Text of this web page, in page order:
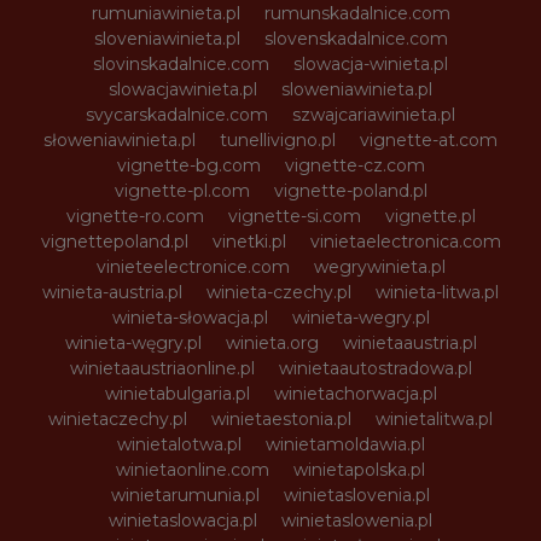
rumuniawinieta.pl
rumunskadalnice.com
sloveniawinieta.pl
slovenskadalnice.com
slovinskadalnice.com
slowacja-winieta.pl
slowacjawinieta.pl
sloweniawinieta.pl
svycarskadalnice.com
szwajcariawinieta.pl
słoweniawinieta.pl
tunellivigno.pl
vignette-at.com
vignette-bg.com
vignette-cz.com
vignette-pl.com
vignette-poland.pl
vignette-ro.com
vignette-si.com
vignette.pl
vignettepoland.pl
vinetki.pl
vinietaelectronica.com
vinieteelectronice.com
wegrywinieta.pl
winieta-austria.pl
winieta-czechy.pl
winieta-litwa.pl
winieta-słowacja.pl
winieta-wegry.pl
winieta-węgry.pl
winieta.org
winietaaustria.pl
winietaaustriaonline.pl
winietaautostradowa.pl
winietabulgaria.pl
winietachorwacja.pl
winietaczechy.pl
winietaestonia.pl
winietalitwa.pl
winietalotwa.pl
winietamoldawia.pl
winietaonline.com
winietapolska.pl
winietarumunia.pl
winietaslovenia.pl
winietaslowacja.pl
winietaslowenia.pl